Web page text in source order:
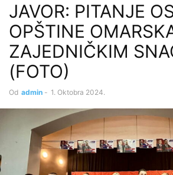
JAVOR: PITANJE
OPŠTINE
ZAJEDNIČKIM
(FOTO)
Od admin - 1. Oktobra 2024.